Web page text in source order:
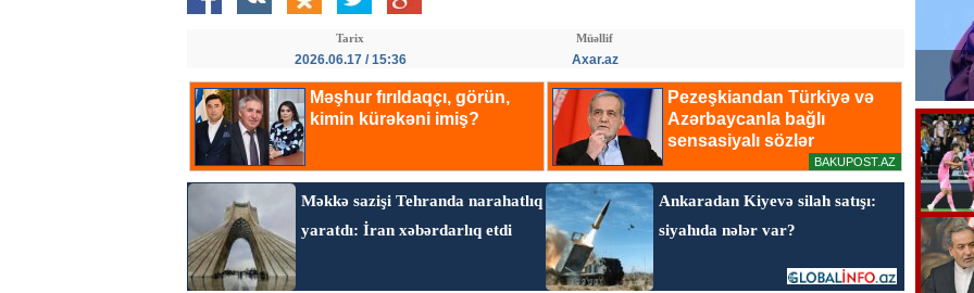
Tarix
2026.06.17 / 15:36
Müəllif
Axar.az